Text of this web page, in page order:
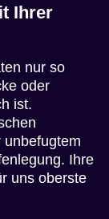
Ihrer
nur so
oder
ist.
Ihre
uns oberste